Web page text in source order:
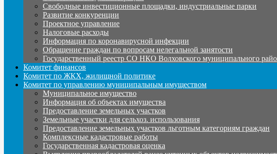
Свободные инвестиционные площадки, индустриальные парки
Развитие конкуренции
Проектное управление
Налоговые расходы
Информация по коронавирусной инфекции
Обращение граждан по вопросам нелегальной занятости
Государственный реестр СО НКО Волховского муниципального
Комитет финансов
Комитет по ЖКХ, жилищной политике
Комитет по управлению муниципальным имуществом
Муниципальное имущество
Информация об объектах имущества
Предоставление земельных участков
Земельные участки для сельхоз. использования
Предоставление земельных участков льготным категориям граждан
Комплексные кадастровые работы
Государственная кадастровая оценка